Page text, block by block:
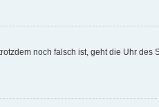
noch falsch ist, geht die Uhr